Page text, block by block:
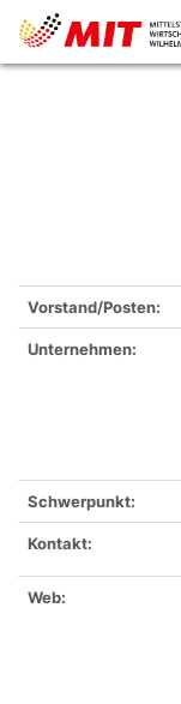
Vorstand/Posten:
Unternehmen:
Schwerpunkt:
Kontakt:
Web: